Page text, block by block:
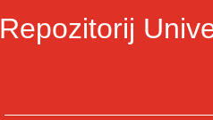
Repozitorij